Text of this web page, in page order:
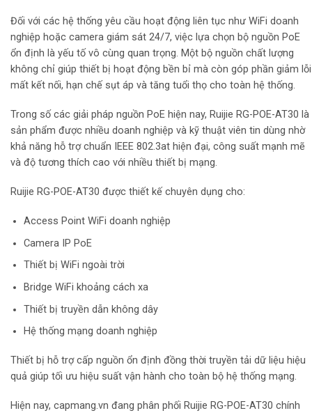
Đối với các hệ thống yêu cầu hoạt động liên tục như WiFi doanh
nghiệp hoặc camera giám sát 24/7, việc lựa chọn bộ nguồn PoE
ổn định là yếu tố vô cùng quan trọng. Một bộ nguồn chất lượng
không chỉ giúp thiết bị hoạt động bền bỉ mà còn góp phần giảm lỗi
mất kết nối, hạn chế sụt áp và tăng tuổi thọ cho toàn hệ thống.
Trong số các giải pháp nguồn PoE hiện nay, Ruijie RG-POE-AT30 là
sản phẩm được nhiều doanh nghiệp và kỹ thuật viên tin dùng nhờ
khả năng hỗ trợ chuẩn IEEE 802.3at hiện đại, công suất mạnh mẽ
và độ tương thích cao với nhiều thiết bị mạng.
Ruijie RG-POE-AT30 được thiết kế chuyên dụng cho:
Access Point WiFi doanh nghiệp
Camera IP PoE
Thiết bị WiFi ngoài trời
Bridge WiFi khoảng cách xa
Thiết bị truyền dẫn không dây
Hệ thống mạng doanh nghiệp
Thiết bị hỗ trợ cấp nguồn ổn định đồng thời truyền tải dữ liệu hiệu
quả giúp tối ưu hiệu suất vận hành cho toàn bộ hệ thống mạng.
Hiện nay, capmang.vn đang phân phối Ruijie RG-POE-AT30 chính